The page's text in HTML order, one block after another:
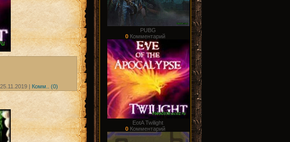
25.11.2019 | Комм.. (0)
PUBG
0 Комментарий
EotA Twilight
0 Комментарий